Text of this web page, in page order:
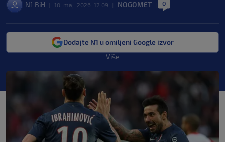
N1 BiH 10. maj. 2026. 12:09 NOGOMET 0
Dodajte N1 u omiljeni Google izvor
Više